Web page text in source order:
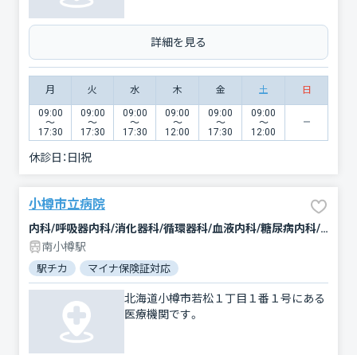
詳細を見る
月 火 水 木 金 土 日
09:00
〜
17:30
09:00
〜
17:30
09:00
〜
17:30
09:00
〜
12:00
09:00
〜
17:30
09:00
〜
12:00
休診日： 日|祝
小樽市立病院
内科/呼吸器内科/消化器科/循環器科/血液内科/糖尿病内科/内分泌科/腎臓内科・外科/神経内科/腫瘍内科・外科/外科/心臓血管外科/脳神経外科/整形外科/形成外科/精神科・神経科/リウマチ科/小児科/皮膚科/泌尿器科/産婦人科/眼科/耳鼻咽喉科/放射線科/臨床検査・病理診断/麻酔科
南小樽駅
駅チカ マイナ保険証対応
北海道小樽市若松１丁目１番１号にある
医療機関です。